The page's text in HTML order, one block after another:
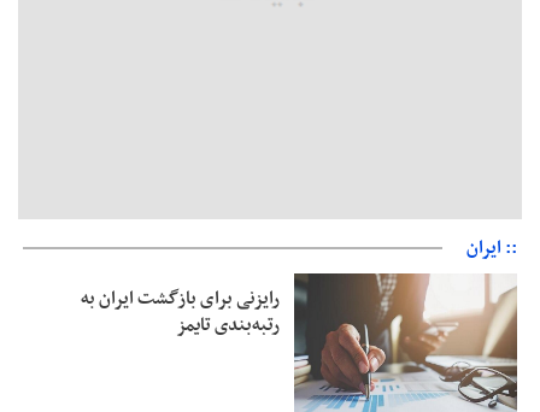
:: ایران
رایزنی برای بازگشت ایران به
رتبه‌بندی تایمز